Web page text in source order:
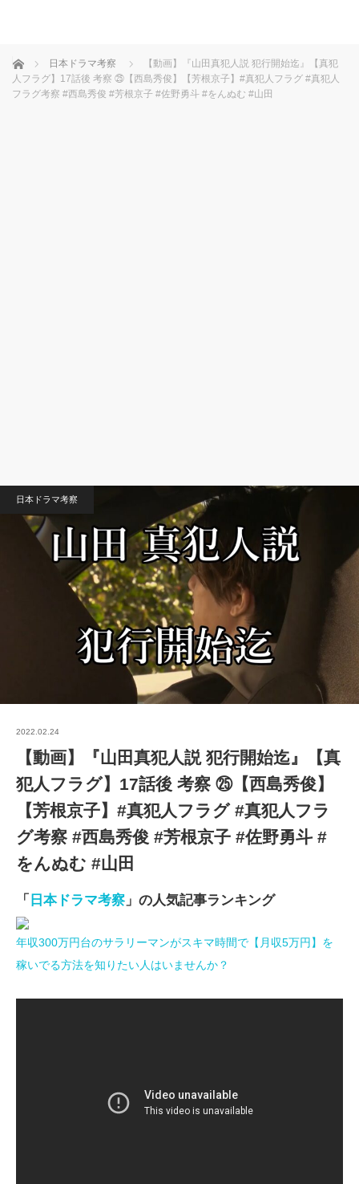
ホーム 日本ドラマ考察
【動画】『山田真犯人説 犯行開始迄』【真犯
人フラグ】17話後 考察 ㉕【西島秀俊】【芳根京子】#真犯人フラグ #真犯人
フラグ考察 #西島秀俊 #芳根京子 #佐野勇斗 #をんぬむ #山田
日本ドラマ考察
2022.02.24
【動画】『山田真犯人説 犯行開始迄』【真
犯人フラグ】17話後 考察 ㉕【西島秀俊】
【芳根京子】#真犯人フラグ #真犯人フラ
グ考察 #西島秀俊 #芳根京子 #佐野勇斗 #
をんぬむ #山田
「 日本ドラマ考察 」の人気記事ランキング
年収300万円台のサラリーマンがスキマ時間で【月収5万円】を
稼いでる方法を知りたい人はいませんか？